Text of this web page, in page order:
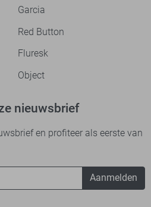
Garcia
Red Button
Fluresk
Object
nieuwsbrief
en profiteer als eerste van
Aanmelden